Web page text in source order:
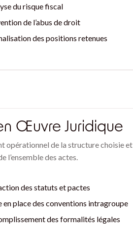
du risque fiscal
de l’abus de droit
des positions retenues
Œuvre Juridique
opérationnel de la structure choisie et
l’ensemble des actes.
des statuts et pactes
en place des conventions intragroupe
des formalités légales